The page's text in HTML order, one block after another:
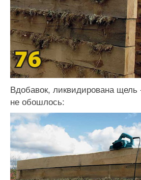
Вдобавок, ликвидирована щель
не обошлось: